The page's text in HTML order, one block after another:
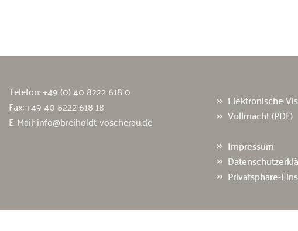
Telefon:+49 (0) 40 8222 618 0
Fax: +49 40 8222 618 18
E-Mail:info@breiholdt-voscherau.de
Elektronische
Vollmacht (PDF)
Impressum
Privatsphäre-